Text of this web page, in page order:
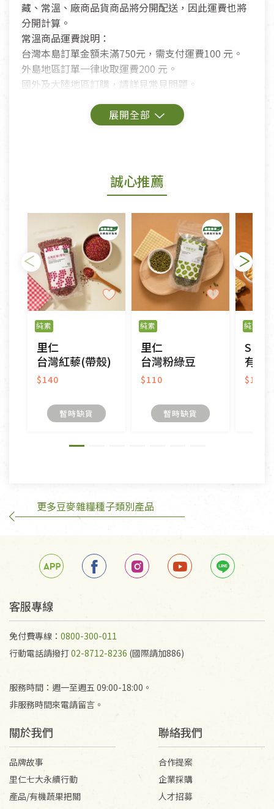
藏、常溫、廠商品貨商品將分開配送，因此運費也將
分開計算。
常溫商品運費說明：
台灣本島訂單金額未滿750元，需支付運費100 元。
外島地區訂單一律收取運費200 元。
國外及大陸地區訂購，請詳見常見問題。
鑑賞期商品說明：
若您購買的商品有下列「不適用七天鑑賞期商品」情
形者，除商品瑕疵以外，恕不接受退換貨.
依消保法之規定提供該商品七天免費鑑賞期(含例假
日)的服務，原則上若商品未經使用或被汙損(除商品
瑕疵)，一般皆可申請退換貨。
不適用七天鑑賞期商品：
以數位或電磁紀錄形式儲存之商品、易於變質或損壞
之商品、以及性質上無法或不適合退換之商品：如
CD、VCD、DVD、電腦軟體，若產品瑕疵無法讀取僅
接受原片換新。
衣飾鞋類-如T恤，如於送達後水洗或污損者。
美容保養用品、內衣褲、襪子、口罩等私人消耗性產
內衣褲、襪子、口罩個人衛生用品除商品本身有瑕疵
外,依據《通訊交易解除權合理例外情事適用準
訂購手抄稿退貨需知：
若未保持原包裝方式或未使用原箱退回，導致書籍有
任何折損、磨損、污損或凹角，將不接受退貨，也不
不接受退貨之手抄稿，為敬重法寶故，里仁網購無法
代為結緣處理等。 若需將手抄稿寄還給消費者，因而
產生的運費100元/箱將由消費者負擔。
誠心推薦
純素
里仁
台灣紅藜(帶殼)
$140
暫時缺貨
純素
里仁
台灣粉綠豆
$110
暫時缺貨
純素
有機
$185
更多豆麥雜糧種子類別產品
客服專線
免付費專線： 0800-300-011
行動電話請撥打02-8712-8236 (國際請加886)
服務時間：週一至週五 09:00-18:00。
非服務時間來電請留言。
關於我們
品牌故事
里仁七大永續行動
產品/有機蔬果把關
聯絡我們
合作提案
企業採購
人才招募